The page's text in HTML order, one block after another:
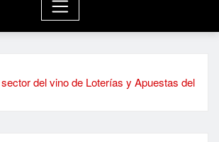
del vino de Loterías y Apuestas del